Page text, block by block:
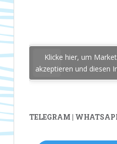
Klicke hier, um
akzeptieren und diesen
TELEGRAM |